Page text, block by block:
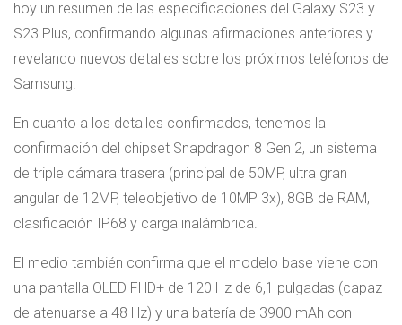
hoy un resumen de las especificaciones del Galaxy S23 y
S23 Plus, confirmando algunas afirmaciones anteriores y
revelando nuevos detalles sobre los próximos teléfonos de
Samsung.
En cuanto a los detalles confirmados, tenemos la
confirmación del chipset Snapdragon 8 Gen 2, un sistema
de triple cámara trasera (principal de 50MP, ultra gran
angular de 12MP, teleobjetivo de 10MP 3x), 8GB de RAM,
clasificación IP68 y carga inalámbrica.
El medio también confirma que el modelo base viene con
una pantalla OLED FHD+ de 120 Hz de 6,1 pulgadas (capaz
de atenuarse a 48 Hz) y una batería de 3900 mAh con